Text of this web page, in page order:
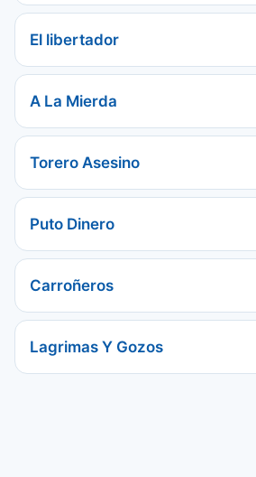
El libertador
A La Mierda
Torero Asesino
Puto Dinero
Carroñeros
Lagrimas Y Gozos